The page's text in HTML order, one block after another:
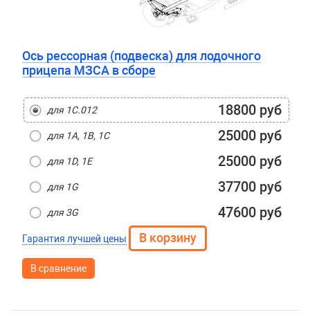
Ось рессорная (подвеска) для лодочного
прицепа МЗСА в сборе
для 1C.012 18800 руб
для 1A, 1B, 1C 25000 руб
для 1D, 1E 25000 руб
для 1G 37700 руб
для 3G 47600 руб
Гарантия лучшей цены
В сравнение